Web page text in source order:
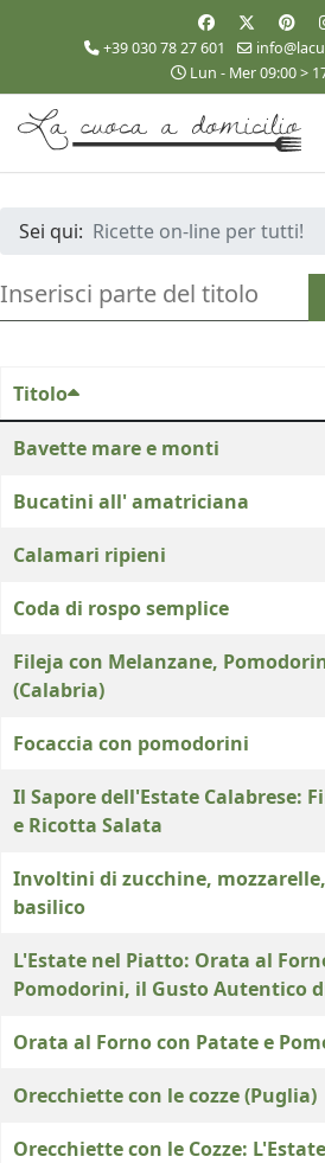
+39 030 78 27 601
Lun - Mer 09:00 >
Sei qui: Ricette on-line per tutti!
INSERISCI PARTE DEL TITOLO
Titolo
Bavette mare e monti
Bucatini all' amatriciana
Calamari ripieni
Coda di rospo semplice
Fileja con Melanzane,
(Calabria)
Focaccia con pomodorini
Il Sapore dell'Estate Calabrese:
e Ricotta Salata
Involtini di zucchine,
basilico
L'Estate nel Piatto: Orata al
Pomodorini, il Gusto Autentico
Orata al Forno con Patate e
Orecchiette con le cozze (Puglia)
Orecchiette con le Cozze: